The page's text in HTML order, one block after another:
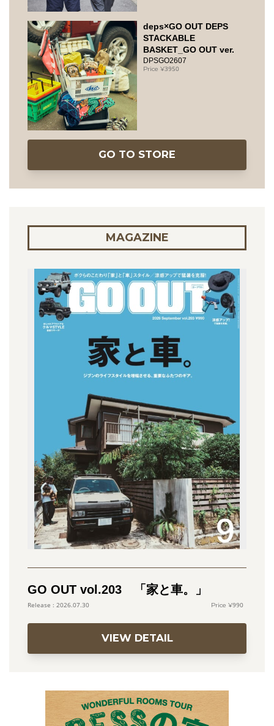
deps×GO OUT DEPS
STACKABLE
BASKET_GO OUT ver.
DPSGO2607
3950
GO TO STORE
MAGAZINE
GO OUT vol.203 「家と車。」
2026.07.30 990
VIEW DETAIL